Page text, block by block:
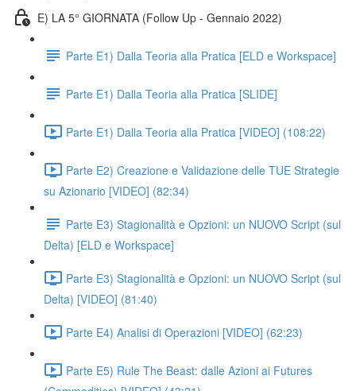
E) LA 5° GIORNATA (Follow Up - Gennaio 2022)
Parte E1) Dalla Teoria alla Pratica [ELD e Workspace]
Parte E1) Dalla Teoria alla Pratica [SLIDE]
Parte E1) Dalla Teoria alla Pratica [VIDEO] (108:22)
Parte E2) Creazione e Validazione delle TUE Strategie
su Azionario [VIDEO] (82:34)
Parte E3) Stagionalità e Opzioni: un NUOVO Script (sul
Delta) [ELD e Workspace]
Parte E3) Stagionalità e Opzioni: un NUOVO Script (sul
Delta) [VIDEO] (81:40)
Parte E4) Analisi di Operazioni [VIDEO] (62:23)
Parte E5) Rule The Beast: dalle Azioni ai Futures